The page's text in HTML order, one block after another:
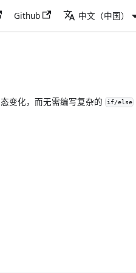
Github 中文（中国）
变化，而无需编写复杂的 if/else